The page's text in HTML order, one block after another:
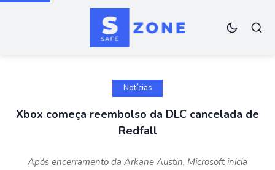
Notícias
Xbox começa reembolso da DLC cancelada de
Redfall
Após encerramento da Arkane Austin, Microsoft inicia